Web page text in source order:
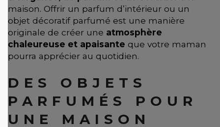
maison. Offrir un parfum d’intérieur ou un
objet décoratif parfumé est une manière
originale de créer une atmosphère
chaleureuse et apaisante que votre maman
pourra apprécier au quotidien.
DES OBJETS
PARFUMÉS POUR
UNE MAISON